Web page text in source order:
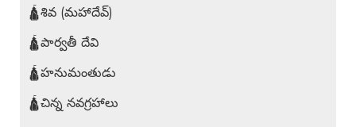
🛕శివ (మహాదేవ్)
🛕పార్వతీ దేవి
🛕హనుమంతుడు
🛕చిన్న నవగ్రహాలు